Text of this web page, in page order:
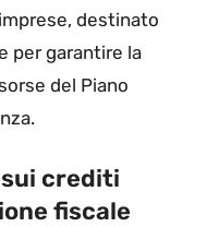
destinato
per garantire la
del Piano
crediti
fiscale